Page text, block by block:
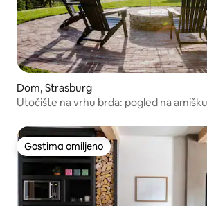
Dom, Strasburg
Utočište na vrhu brda: pogled na
Gostima omiljeno
Gostima omiljeno